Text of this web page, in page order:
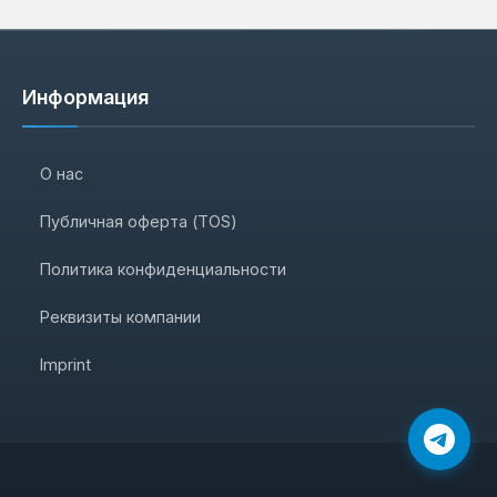
Информация
О нас
Публичная оферта (TOS)
Политика конфиденциальности
Реквизиты компании
Imprint